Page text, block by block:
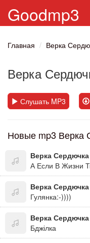
Goodmp3
Главная Верка
Верка
Слушать MP3
Новые mp3 Верка
Верка Сердючка
Верка Сердючка
Гулянка:-))))
Верка Сердючка
Бджілка